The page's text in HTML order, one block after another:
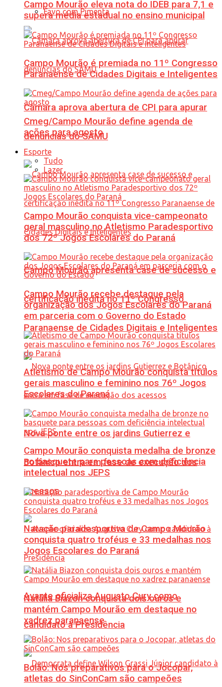
Favo com Pimenta
Câmara aprova abertura de CPI para apurar
denúncias do SAMU
Campo Mourão apresenta case de sucesso e
certificação inédita no 11º Congresso
Paranaense de Cidades Digitais e Inteligentes
Nova ponte entre os jardins Gutierrez e
Botânico entra em fase de execução dos
acessos
Avante oficializa Augusto Cury como
candidato à Presidência
Campo Mourão eleva nota do IDEB para 7,1 e
supera média estadual no ensino municipal
Campo Mourão é premiada no 11º Congresso
Paranaense de Cidades Digitais e Inteligentes
Cmeg/Campo Mourão define agenda de
ações para agosto
Esporte
Tudo
Lazer
Campo Mourão conquista vice-campeonato
geral masculino no Atletismo Paradesportivo
dos 72º Jogos Escolares do Paraná
Campo Mourão recebe destaque pela
organização dos Jogos Escolares do Paraná
em parceria com o Governo do Estado
Atletismo de Campo Mourão conquista títulos
gerais masculino e feminino nos 76º Jogos
Escolares do Paraná
Campo Mourão conquista medalha de bronze
no basquete para pessoas com deficiência
intelectual nos JEPS
Natação paradesportiva de Campo Mourão
conquista quatro troféus e 33 medalhas nos
Jogos Escolares do Paraná
Natália Biazon conquista dois ouros e
mantém Campo Mourão em destaque no
xadrez paranaense
Bolão: Nos preparativos para o Jocopar,
atletas do SinConCam são campeões